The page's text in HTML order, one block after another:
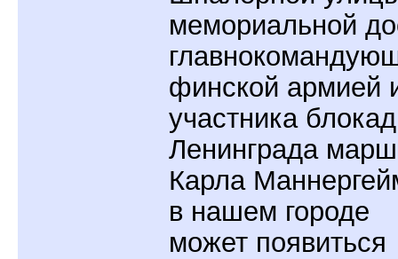
мемориальной
финской армией
участника
Ленинграда
Карла
в нашем городе
может появиться